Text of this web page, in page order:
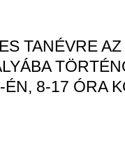
TANÉVRE
8-17 ÓRA